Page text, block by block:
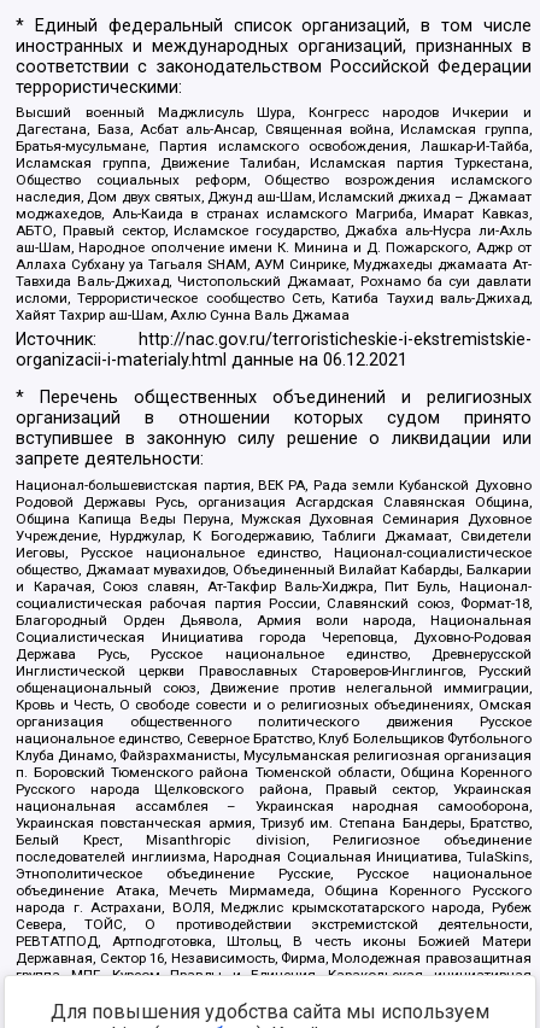
* Единый федеральный список организаций, в том числе
иностранных и международных организаций, признанных в
соответствии с законодательством Российской Федерации
террористическими:
Высший военный Маджлисуль Шура, Конгресс народов Ичкерии и
Дагестана, База, Асбат аль-Ансар, Священная война, Исламская группа,
Братья-мусульмане, Партия исламского освобождения, Лашкар-И-Тайба,
Исламская группа, Движение Талибан, Исламская партия Туркестана,
Общество социальных реформ, Общество возрождения исламского
наследия, Дом двух святых, Джунд аш-Шам, Исламский джихад – Джамаат
моджахедов, Аль-Каида в странах исламского Магриба, Имарат Кавказ,
АБТО, Правый сектор, Исламское государство, Джабха аль-Нусра ли-Ахль
аш-Шам, Народное ополчение имени К. Минина и Д. Пожарского, Аджр от
Аллаха Субхану уа Тагьаля SHAM, АУМ Синрике, Муджахеды джамаата Ат-
Тавхида Валь-Джихад, Чистопольский Джамаат, Рохнамо ба суи давлати
исломи, Террористическое сообщество Сеть, Катиба Таухид валь-Джихад,
Хайят Тахрир аш-Шам, Ахлю Сунна Валь Джамаа
Источник:
http://nac.gov.ru/terroristicheskie-i-ekstremistskie-
organizacii-i-materialy.html данные на06.12.2021
* Перечень общественных объединений и религиозных
организаций в отношении которых судом принято
вступившее в законную силу решение о ликвидации или
запрете деятельности:
Национал-большевистская партия, ВЕК РА, Рада земли Кубанской Духовно
Родовой Державы Русь, организация Асгардская Славянская Община,
Община Капища Веды Перуна, Мужская Духовная Семинария Духовное
Учреждение, Нурджулар, К Богодержавию, Таблиги Джамаат, Свидетели
Иеговы, Русское национальное единство, Национал-социалистическое
общество, Джамаат мувахидов, Объединенный Вилайат Кабарды, Балкарии
и Карачая, Союз славян, Ат-Такфир Валь-Хиджра, Пит Буль, Национал-
социалистическая рабочая партия России, Славянский союз, Формат-18,
Благородный Орден Дьявола, Армия воли народа, Национальная
Социалистическая Инициатива города Череповца, Духовно-Родовая
Держава Русь, Русское национальное единство, Древнерусской
Инглистической церкви Православных Староверов-Инглингов, Русский
общенациональный союз, Движение против нелегальной иммиграции,
Кровь и Честь, О свободе совести и о религиозных объединениях, Омская
организация общественного политического движения Русское
национальное единство, Северное Братство, Клуб Болельщиков Футбольного
Клуба Динамо, Файзрахманисты, Мусульманская религиозная организация
п. Боровский Тюменского района Тюменской области, Община Коренного
Русского народа Щелковского района, Правый сектор, Украинская
национальная ассамблея – Украинская народная самооборона,
Украинская повстанческая армия, Тризуб им. Степана Бандеры, Братство,
Белый Крест, Misanthropic division, Религиозное объединение
последователей инглиизма, Народная Социальная Инициатива, TulaSkins,
Этнополитическое объединение Русские, Русское национальное
объединение Атака, Мечеть Мирмамеда, Община Коренного Русского
народа г. Астрахани, ВОЛЯ, Меджлис крымскотатарского народа, Рубеж
Севера, ТОЙС, О противодействии экстремистской деятельности,
РЕВТАТПОД, Артподготовка, Штольц, В честь иконы Божией Матери
Державная, Сектор 16, Независимость, Фирма, Молодежная правозащитная
группа МПГ, Курсом Правды и Единения, Каракольская инициативная
Благотворительный пансионат Ак Умут, Русская республика Русь,
Для повышения удобства сайта мы используем